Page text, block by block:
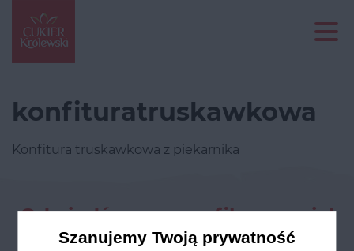
konfituratruskawkowa
Konfitura truskawkowa z piekarnika
Odwiedź nasze profile w social
mediach
Szanujemy Twoją prywatność